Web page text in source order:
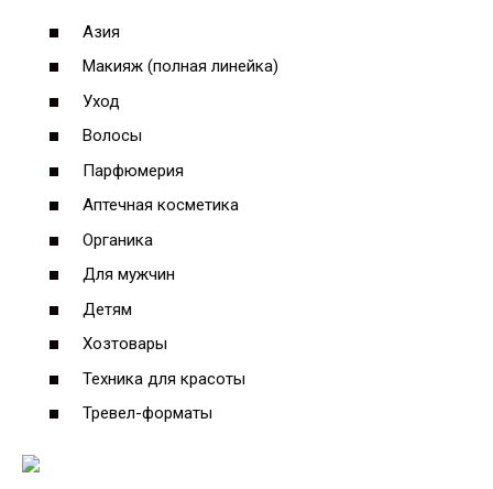
Азия
Макияж (полная линейка)
Уход
Волосы
Парфюмерия
Аптечная косметика
Органика
Для мужчин
Детям
Хозтовары
Техника для красоты
Тревел-форматы